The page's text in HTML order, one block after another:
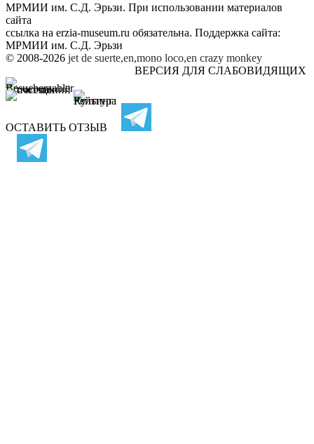
МРМИИ им. С.Д. Эрьзи. При использовании материалов
сайта
ссылка на erzia-museum.ru обязательна. Поддержка сайта:
МРМИИ им. С.Д. Эрьзи
© 2008-2026 jet de suerte,en,mono loco,en crazy monkey
ВЕРСИЯ ДЛЯ СЛАБОВИДЯЩИХ
ОСТАВИТЬ ОТЗЫВ